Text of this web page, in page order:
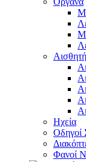
Ηχεία
Οδηγοί
Φανοί